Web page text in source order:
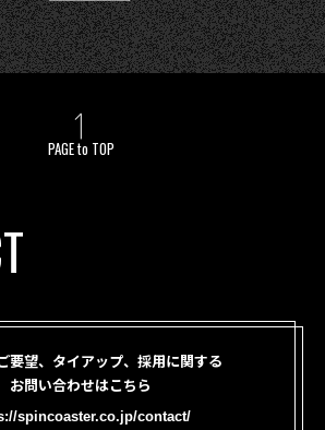
PAGE to TOP
要望、タイアップ、採用に関する
お問い合わせはこちら
spincoaster.co.jp/contact/